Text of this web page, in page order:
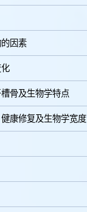
因素
骨及生物学特点
康修复及生物学宽度